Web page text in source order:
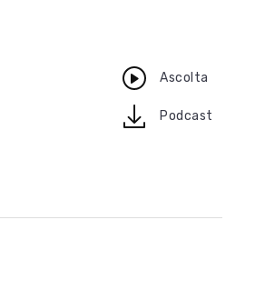
Ascolta
downloadPodcast